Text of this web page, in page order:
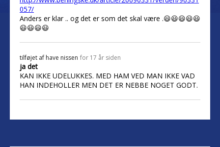
057/
Anders er klar .. og det er som det skal være .😃😃😃😃😃
😃😃😃😃
tilføjet af have nissen for 17 år siden
ja det
KAN IKKE UDELUKKES. MED HAM VED MAN IKKE VAD
HAN INDEHOLLER MEN DET ER NEBBE NOGET GODT.